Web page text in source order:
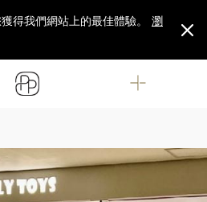
瀏
得我們網站上的最佳體驗。
瀏